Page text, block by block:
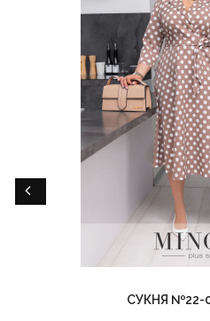
СУКНЯ №22-